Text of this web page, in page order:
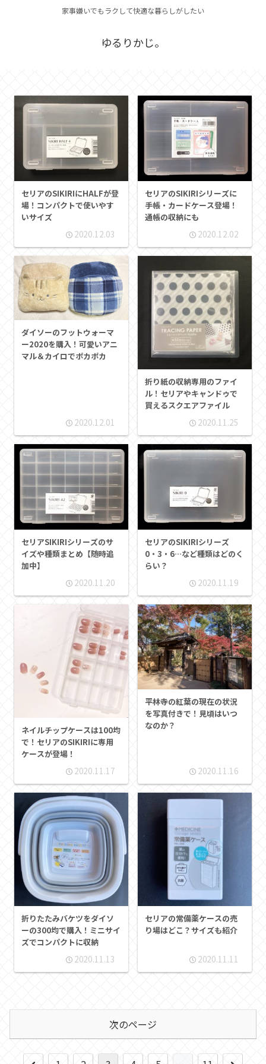
家事嫌いでもラクして快適な暮らしがしたい
ゆるりかじ。
セリアのSIKIRIにHALFが登
場！コンパクトで使いやす
いサイズ
2020.12.03
セリアのSIKIRIシリーズに
手帳・カードケース登場！
通帳の収納にも
2020.12.02
ダイソーのフットウォーマ
ー2020を購入！可愛いアニ
マル＆カイロでポカポカ
2020.12.01
折り紙の収納専用のファイ
ル！セリアやキャンドゥで
買えるスクエアファイル
2020.11.25
セリアSIKIRIシリーズのサ
イズや種類まとめ【随時追
加中】
2020.11.20
セリアのSIKIRIシリーズ
0・3・6…など種類はどのく
らい？
2020.11.19
ネイルチップケースは100均
で！セリアのSIKIRIに専用
ケースが登場！
2020.11.17
平林寺の紅葉の現在の状況
を写真付きで！見頃はいつ
なのか？
2020.11.16
折りたたみバケツをダイソ
ーの300均で購入！ミニサイ
ズでコンパクトに収納
2020.11.13
セリアの常備薬ケースの売
り場はどこ？サイズも紹介
2020.11.11
次のページ